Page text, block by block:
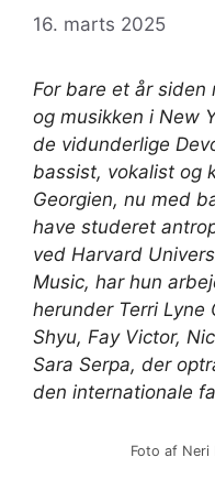
16. marts 2025
For bare et år
og musikken i New
de vidunderlige
bassist, vokalist og
Georgien, nu med
have studeret
ved Harvard
Music, har hun
herunder Terri Lyne
Shyu, Fay Victor,
Sara Serpa, der
den internationale
Foto af Neri